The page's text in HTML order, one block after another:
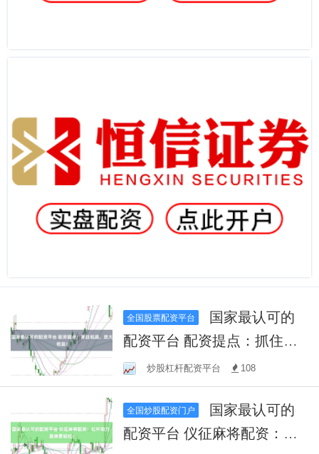
全国股票配资平台
配资平台 配资提点：抓住机
遇，放大收益！
炒股杠杆配资平台 108
全国炒股配资门户
配资平台 仪征麻将配资：杠